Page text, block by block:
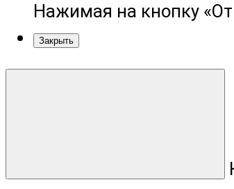
Нажимая на кнопку
Закрыть